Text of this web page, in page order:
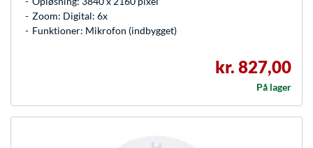
Zoom: Digital: 6x
Funktioner: Mikrofon (indbygget)
kr. 827,00
På lager